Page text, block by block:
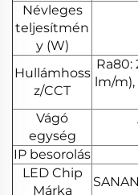
Névleges
teljesítmén
y (W)
Hullámhoss
z/CCT
Ra80:
lm/m),
Vágó
egység
IP besorolás
LED Chip
Márka